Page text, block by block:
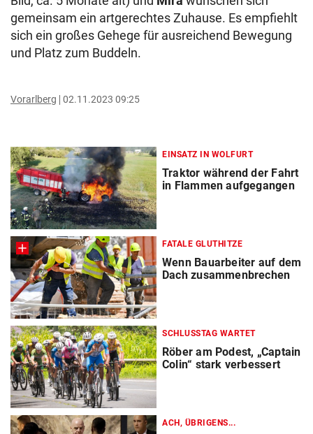
gemeinsam ein artgerechtes Zuhause. Es empfiehlt
sich ein großes Gehege für ausreichend Bewegung
und Platz zum Buddeln.
Vorarlberg 02.11.2023 09:25
EINSATZ IN WOLFURT
Traktor während der Fahrt
in Flammen aufgegangen
FATALE GLUTHITZE
Wenn Bauarbeiter auf dem
Dach zusammenbrechen
SCHLUSSTAG WARTET
Röber am Podest, „Captain
Colin“ stark verbessert
ACH, ÜBRIGENS...